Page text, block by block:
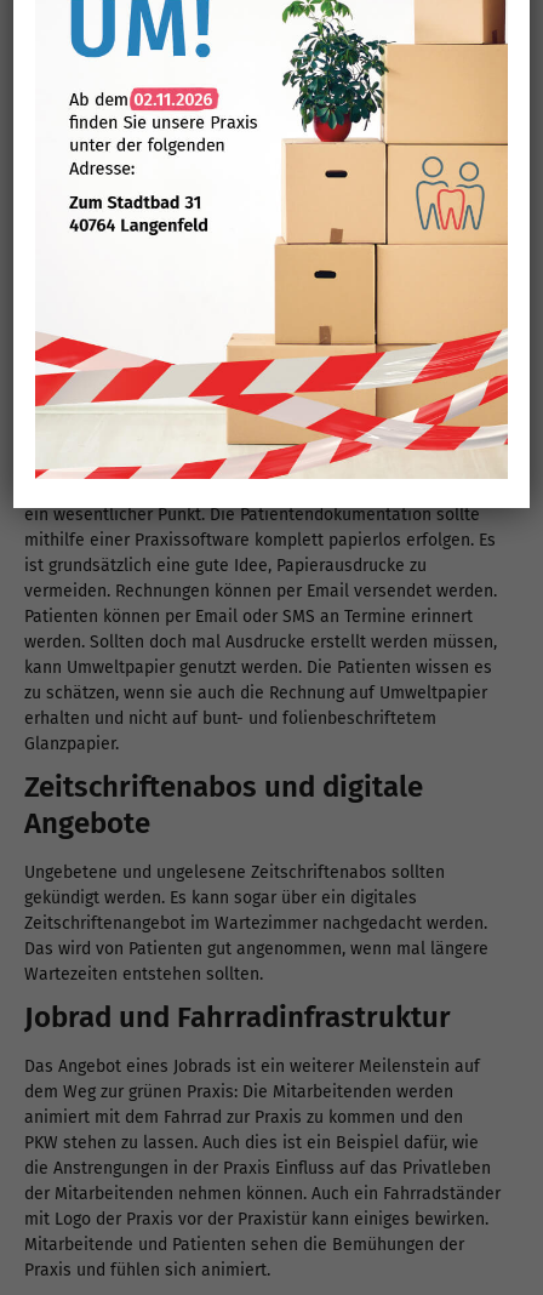
Ein Gesamtkonzept für die angewendeten Materialien ist
empfehlenswert: so sollte konsequent aufAmalgam
verzichtet werden. Es gibt in vielen Bereichen bi
Materialien, sogar für die Wurzelfüllung. Zirkonoxyd oder
Gold sollten Mittel der Wahl sein beim Zahnersatz. Es werden
mittlerweile auch wiederverwendbare Abformpfosten für
Implantate angeboten. Auch das ist eine Überlegung wert!
Wasseraufbereitung
Wir haben eine eigene Wasseraufbereitungsanlage, mit der
chemisches Reinigungsmittel gespart und unsere Entkeimung
ist biologisch abbaubar und noch dazu sehr effektiv. Das
wiederum spart Reparatur- und Erneuerungskosten.
Verwaltung und Digitalisierung
Die Verwaltung einer Praxis kann auch viel zur Nachhaltigkeit
ein wesentlicher Punkt. Die Patientendokumentation sollte
mithilfe einer Praxissoftware komplett papierlos erfolgen. Es
ist grundsätzlich eine gute Idee, Papierausdrucke zu
vermeiden. Rechnungen können per Email versendet werden.
Patienten können per Email oder SMS an Termine erinnert
werden. Sollten doch mal Ausdrucke erstellt werden müssen,
kann Umweltpapier genutzt werden. Die Patienten wissen es
zu schätzen, wenn sie auch die Rechnung auf Umweltpapier
erhalten und nicht auf bunt- und folienbeschriftetem
Glanzpapier.
Zeitschriftenabos und digitale
Angebote
Ungebetene und ungelesene Zeitschriftenabos sollten
gekündigt werden. Es kann sogar über ein digitales
Zeitschriftenangebot im Wartezimmer nachgedacht werden.
Das wird von Patienten gut angenommen, wenn mal längere
Wartezeiten entstehen sollten.
Jobrad und Fahrradinfrastruktur
Das Angebot eines Jobrads ist ein weiterer Meilenstein auf
dem Weg zur grünen Praxis: Die Mitarbeitenden werden
animiert mit dem Fahrrad zur Praxis zu kommen und den
PKW stehen zu lassen. Auch dies ist ein Beispiel dafür, wie
die Anstrengungen in der Praxis Einfluss auf das Privatleben
der Mitarbeitenden nehmen können. Auch ein Fahrradständer
mit Logo der Praxis vor der Praxistür kann einiges bewirken.
Mitarbeitende und Patienten sehen die Bemühungen der
Praxis und fühlen sich animiert.
' . $TITLE . '